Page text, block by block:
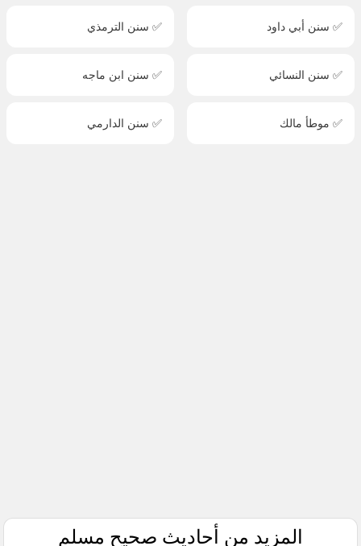
✅ سنن أبي داود ✅ سنن الترمذي
✅ سنن النسائي ✅ سنن ابن ماجه
✅ موطأ مالك ✅ سنن الدارمي
المزيد من أحاديث صحيح مسلم